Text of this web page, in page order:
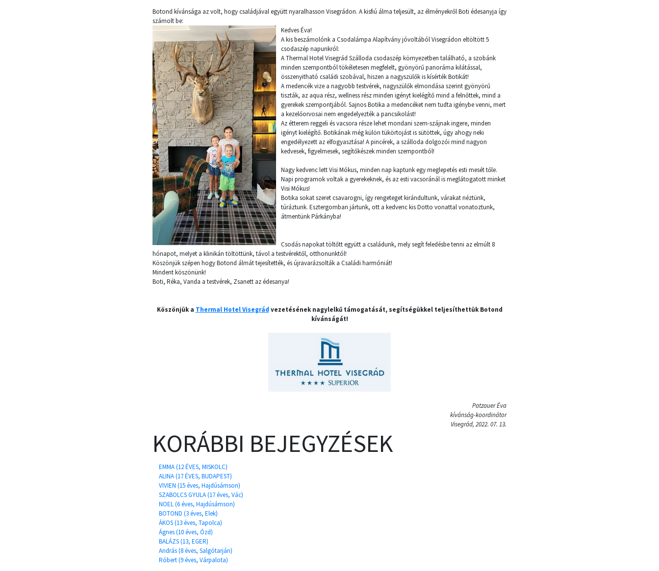
Botond kívánsága az volt, hogy családjával együtt nyaralhasson Visegrádon. A kisfiú álma teljesült, az élményekről Boti édesanyja így
számolt be:
Kedves Éva!
A kis beszámolónk a Csodalámpa Alapítvány jóvoltából Visegrádon eltöltött 5
csodaszép napunkról:
A Thermal Hotel Visegrád Szálloda csodaszép környezetben található, a szobánk
minden szempontból tökéletesen megfelelt, gyönyörű panoráma kilátással,
összenyitható családi szobával, hiszen a nagyszülők is kísérték Botikát!
A medencék vize a nagyobb testvérek, nagyszülők elmondása szerint gyönyörű
tiszták, az aqua rész, wellness rész minden igényt kielégítő mind a felnőttek, mind a
gyerekek szempontjából. Sajnos Botika a medencéket nem tudta igénybe venni, mert
a kezelőorvosai nem engedelyezték a pancsikolást!
Az étterem reggeli és vacsora része lehet mondani szem-szájnak ingere, minden
igényt kielégítő. Botikának még külön tükörtojást is sütöttek, úgy ahogy neki
engedélyezett az elfogyasztása! A pincérek, a szálloda dolgozói mind nagyon
kedvesek, figyelmesek, segítőkészek minden szempontból!
Nagy kedvenc lett Visi Mókus, minden nap kaptunk egy meglepetés esti mesét tőle.
Napi programok voltak a gyerekeknek, és az esti vacsoránál is meglátogatott minket
Visi Mókus!
Botika sokat szeret csavarogni, így rengeteget kirándultunk, várakat néztünk,
túráztunk. Esztergomban jártunk, ott a kedvenc kis Dotto vonattal vonatoztunk,
átmentünk Párkányba!
Csodás napokat töltőtt együtt a családunk, mely segít feledésbe tenni az elmúlt 8
hónapot, melyet a klinikán töltöttünk, távol a testvérektől, otthonunktól!
Köszönjük szépen hogy Botond álmát tejesítették, és újravarázsolták a Családi harmóniát!
Mindent köszönünk!
Boti, Réka, Vanda a testvérek, Zsanett az édesanya!
Köszönjük a Thermal Hotel Visegrád vezetésének nagylelkű támogatását, segítségükkel teljesíthettük Botond
kívánságát!
Patzauer Éva
kívánság-koordinátor
Visegrád, 2022. 07. 13.
KORÁBBI BEJEGYZÉSEK
EMMA (12 ÉVES, MISKOLC)
ALINA (17 ÉVES, BUDAPEST)
VIVIEN (15 éves, Hajdúsámson)
SZABOLCS GYULA (17 éves, Vác)
NOEL (6 éves, Hajdúsámson)
BOTOND (3 éves, Elek)
ÁKOS (13 éves, Tapolca)
Ágnes (10 éves, Ózd)
BALÁZS (13, EGER)
András (8 éves, Salgótarján)
Róbert (9 éves, Várpalota)